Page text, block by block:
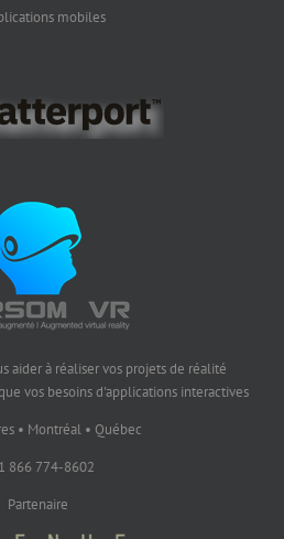
mobiles
aider à réaliser vos projets de réalité
vos besoins d'applications interactives
• Montréal • Québec
866 774-8602
Partenaire